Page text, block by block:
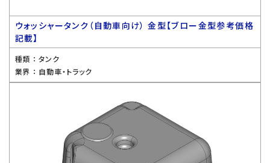
ウォッシャータンク（自動車向け） 金型【ブロー金型参考価格
記載】
種類 ： タンク
業界 ： 自動車・トラック